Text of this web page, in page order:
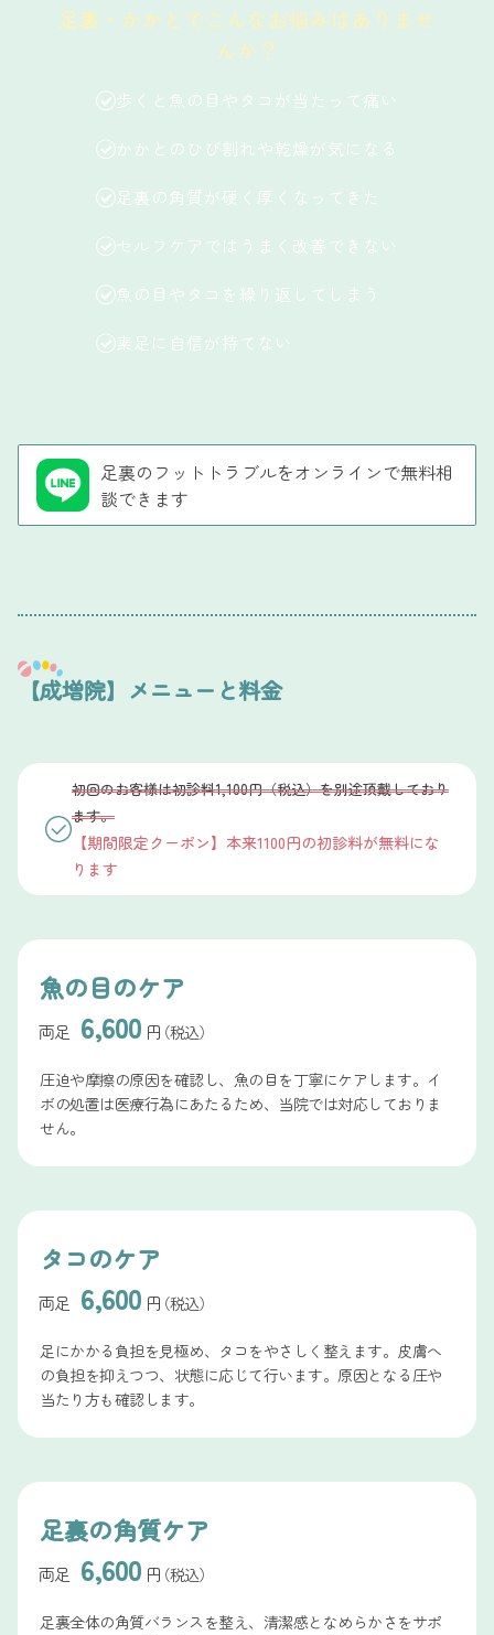
足裏・かかとでこんなお悩みはありませ
んか？
歩くと魚の目やタコが当たって痛い
かかとのひび割れや乾燥が気になる
足裏の角質が硬く厚くなってきた
セルフケアではうまく改善できない
魚の目やタコを繰り返してしまう
素足に自信が持てない
足裏のフットトラブルをオンラインで無料相
談できます
【成増院】メニューと料金
初回のお客様は初診料1,100円（税込）を別途頂戴しており
ます。
【期間限定クーポン】本来1100円の初診料が無料にな
ります
魚の目のケア
両足 6,600 円（税込）
圧迫や摩擦の原因を確認し、魚の目を丁寧にケアします。イ
ボの処置は医療行為にあたるため、当院では対応しておりま
せん。
タコのケア
両足 6,600 円（税込）
足にかかる負担を見極め、タコをやさしく整えます。皮膚へ
の負担を抑えつつ、状態に応じて行います。原因となる圧や
当たり方も確認します。
足裏の角質ケア
両足 6,600 円（税込）
足裏全体の角質バランスを整え、清潔感となめらかさをサポ